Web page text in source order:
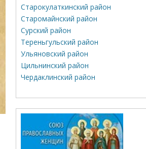
Старокулаткинский район
Старомайнский район
Сурский район
Тереньгульский район
Ульяновский район
Цильнинский район
Чердаклинский район